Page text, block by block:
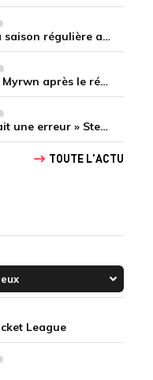
LFL Summer Split 2026 : bilan de la saison régulière avec Solary en tête
« J'ai décidé de m'investir à 100% » Myrwn après le réveil de Movistar KOI face à Fnatic
« Je veux juste prouver qu'ils ont fait une erreur » Stend se confie sur son mercato chaotique et ses ambitions avec Shifters
TOUTE L'ACTU
League